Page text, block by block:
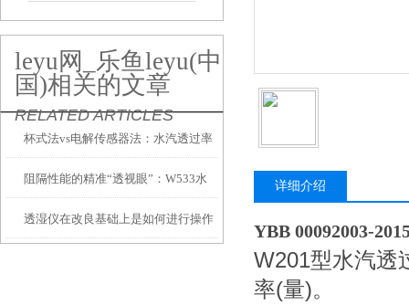
leyu网_乐鱼leyu(中
国)相关的文章
RELATED ARTICLES
杯式法vs电解传感器法：水汽透过率
测试仪两大技术路线到底怎么选？
阻隔性能的精准“透视眼”：W533水
汽透过率测试仪功能解析
透湿仪在改良基础上是如何进行操作
详细介绍
YBB 00092003-
W201型水汽透
率(量)。